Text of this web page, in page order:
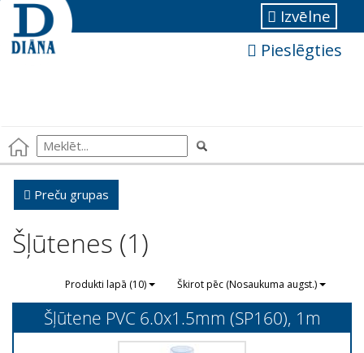
Izvēlne
Pieslēgties
Preču grupas
Šļūtenes (1)
Produkti lapā (10) Škirot pēc (Nosaukuma augst.)
Šļūtene PVC 6.0x1.5mm (SP160), 1m